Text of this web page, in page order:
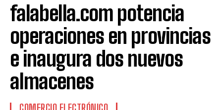
falabella.com potencia
operaciones en provincias
e inaugura dos nuevos
almacenes
COMERCIO ELECTRÓNICO